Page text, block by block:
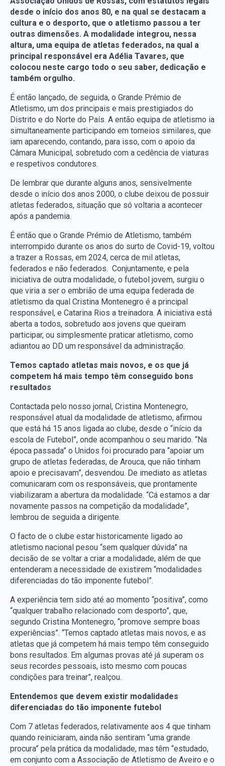
desde o início dos anos 80, e na qual se destacam a
cultura e o desporto, que o atletismo passou a ter
outras dimensões. A modalidade integrou, nessa
altura, uma equipa de atletas federados, na qual a
principal responsável era Adélia Tavares, que
colocou neste cargo todo o seu saber, dedicação e
também orgulho.
É então lançado, de seguida, o Grande Prémio de
Atletismo, um dos principais e mais prestigiados do
Distrito e do Norte do País. A então equipa de atletismo ia
simultaneamente participando em torneios similares, que
iam aparecendo, contando, para isso, com o apoio da
Câmara Municipal, sobretudo com a cedência de viaturas
e respetivos condutores.
De lembrar que durante alguns anos, sensivelmente
desde o início dos anos 2000, o clube deixou de possuir
atletas federados, situação que só voltaria a acontecer
após a pandemia.
É então que o Grande Prémio de Atletismo, também
interrompido durante os anos do surto de Covid-19, voltou
a trazer a Rossas, em 2024, cerca de mil atletas,
federados e não federados. Conjuntamente, e pela
iniciativa de outra modalidade, o futebol jovem, surgiu o
que viria a ser o embrião de uma equipa federada de
atletismo da qual Cristina Montenegro é a principal
responsável, e Catarina Rios a treinadora. A iniciativa está
aberta a todos, sobretudo aos jovens que queiram
participar, ou simplesmente praticar atletismo, como
adiantou ao DD um responsável da administração.
Temos captado atletas mais novos, e os que já
competem há mais tempo têm conseguido bons
resultados
Contactada pelo nosso jornal, Cristina Montenegro,
responsável atual da modalidade de atletismo, afirmou
que está há 15 anos ligada ao clube, desde o “início da
escola de Futebol”, onde acompanhou o seu marido. “Na
época passada” o Unidos foi procurado para “apoiar um
grupo de atletas federadas, de Arouca, que não tinham
apoio e precisavam”, desvendou. De imediato as atletas
comunicaram com os responsáveis, que prontamente
viabilizaram a abertura da modalidade. “Cá estamos a dar
novamente passos na competição da modalidade”,
lembrou de seguida a dirigente.
O facto de o clube estar historicamente ligado ao
atletismo nacional pesou “sem qualquer dúvida” na
decisão de se voltar a criar a modalidade, além de que
entenderam a necessidade de existirem “modalidades
diferenciadas do tão imponente futebol”.
A experiência tem sido até ao momento “positiva”, como
“qualquer trabalho relacionado com desporto”, que,
segundo Cristina Montenegro, “promove sempre boas
experiências”. “Temos captado atletas mais novos, e as
atletas que já competem há mais tempo têm conseguido
bons resultados. Em algumas provas até já superam os
seus recordes pessoais, isto mesmo com poucas
condições para treinar”, realçou.
Entendemos que devem existir modalidades
diferenciadas do tão imponente futebol
Com 7 atletas federados, relativamente aos 4 que tinham
quando reiniciaram, ainda não sentiram “uma grande
procura” pela prática da modalidade, mas têm “estudado,
em conjunto com a Associação de Atletismo de Aveiro e o